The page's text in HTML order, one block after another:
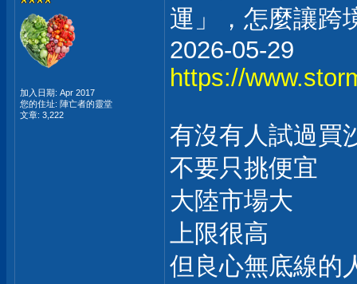
加入日期: Apr 2017
您的住址: 陣亡者的靈堂
文章: 3,222
運」，怎麼讓跨
2026-05-29
https://
有沒有人試過買
不要只挑便宜
大陸市場大
上限很高
但良心無底線的